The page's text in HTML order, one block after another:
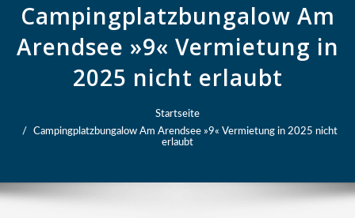
Campingplatzbungalow Am
Arendsee »9« Vermietung in
2025 nicht erlaubt
Startseite
Campingplatzbungalow Am Arendsee »9« Vermietung in 2025 nicht
erlaubt